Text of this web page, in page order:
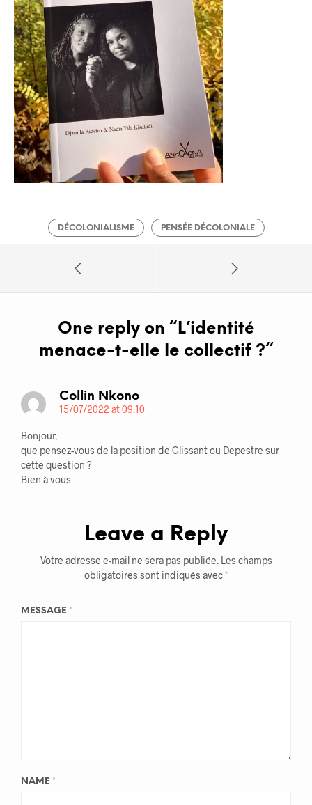
DÉCOLONIALISME PENSÉE DÉCOLONIALE
One reply on “ L’identité
menace-t-elle le collectif ?“
Collin Nkono
15/07/2022 at 09:10
Bonjour,
que pensez-vous de la position de Glissant ou Depestre sur
cette question ?
Bien à vous
Leave a Reply
Votre adresse e-mail ne sera pas publiée. Les champs
obligatoires sont indiqués avec *
MESSAGE *
NAME *